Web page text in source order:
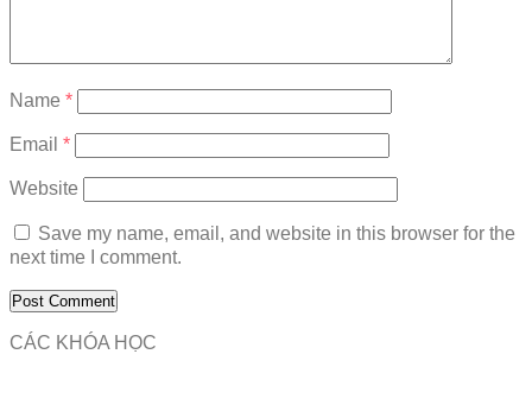
Name *
Email *
Website
Save my name, email, and website in this browser for the
next time I comment.
CÁC KHÓA HỌC